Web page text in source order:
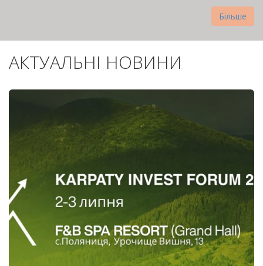
Більше
АКТУАЛЬНІ НОВИНИ